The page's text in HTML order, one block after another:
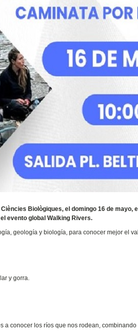
Biològiques, el domingo 16 de mayo,
evento global Walking Rivers.
geología y biología, para conocer mejor el
y gorra.
conocer los ríos que nos rodean,